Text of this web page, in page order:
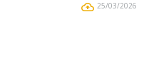
25/03/2026